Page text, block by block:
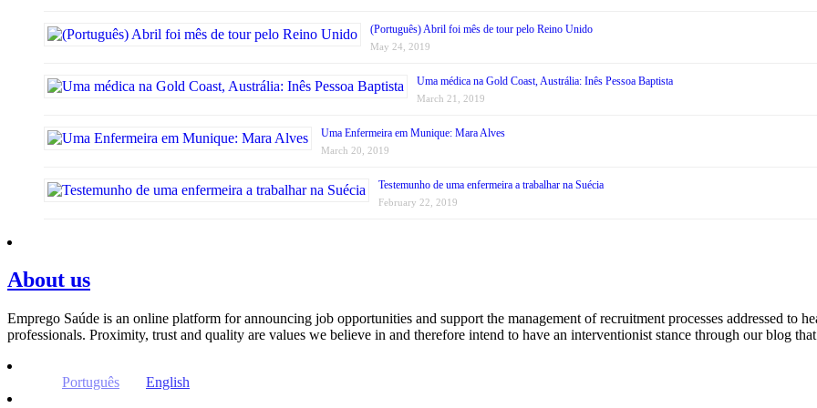
(Português) Abril foi mês de tour pelo Reino Unido
May 24, 2019
Uma médica na Gold Coast, Austrália: Inês Pessoa Baptista
March 21, 2019
Uma Enfermeira em Munique: Mara Alves
March 20, 2019
Testemunho de uma enfermeira a trabalhar na Suécia
February 22, 2019
About us
Emprego Saúde is an online platform for announcing job opportunities and support the management of recruitment processes addressed to
professionals. Proximity, trust and quality are values ​​we believe in and therefore intend to have an interventionist stance through our blog
Português English